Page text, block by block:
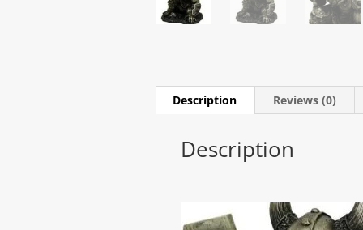
Description Reviews (0)
Description